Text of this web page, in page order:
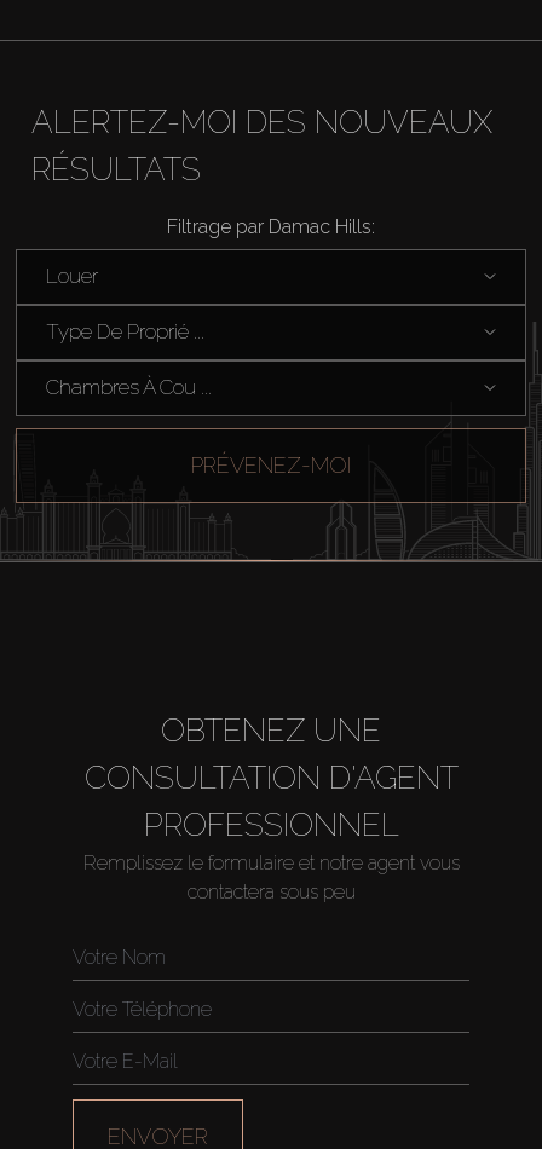
ALERTEZ-MOI DES NOUVEAUX
RÉSULTATS
Filtrage par Damac Hills:
Louer
Type De Proprié ...
Chambres À Cou ...
PRÉVENEZ-MOI
OBTENEZ UNE
CONSULTATION D'AGENT
PROFESSIONNEL
Remplissez le formulaire et notre agent vous
contactera sous peu
ENVOYER